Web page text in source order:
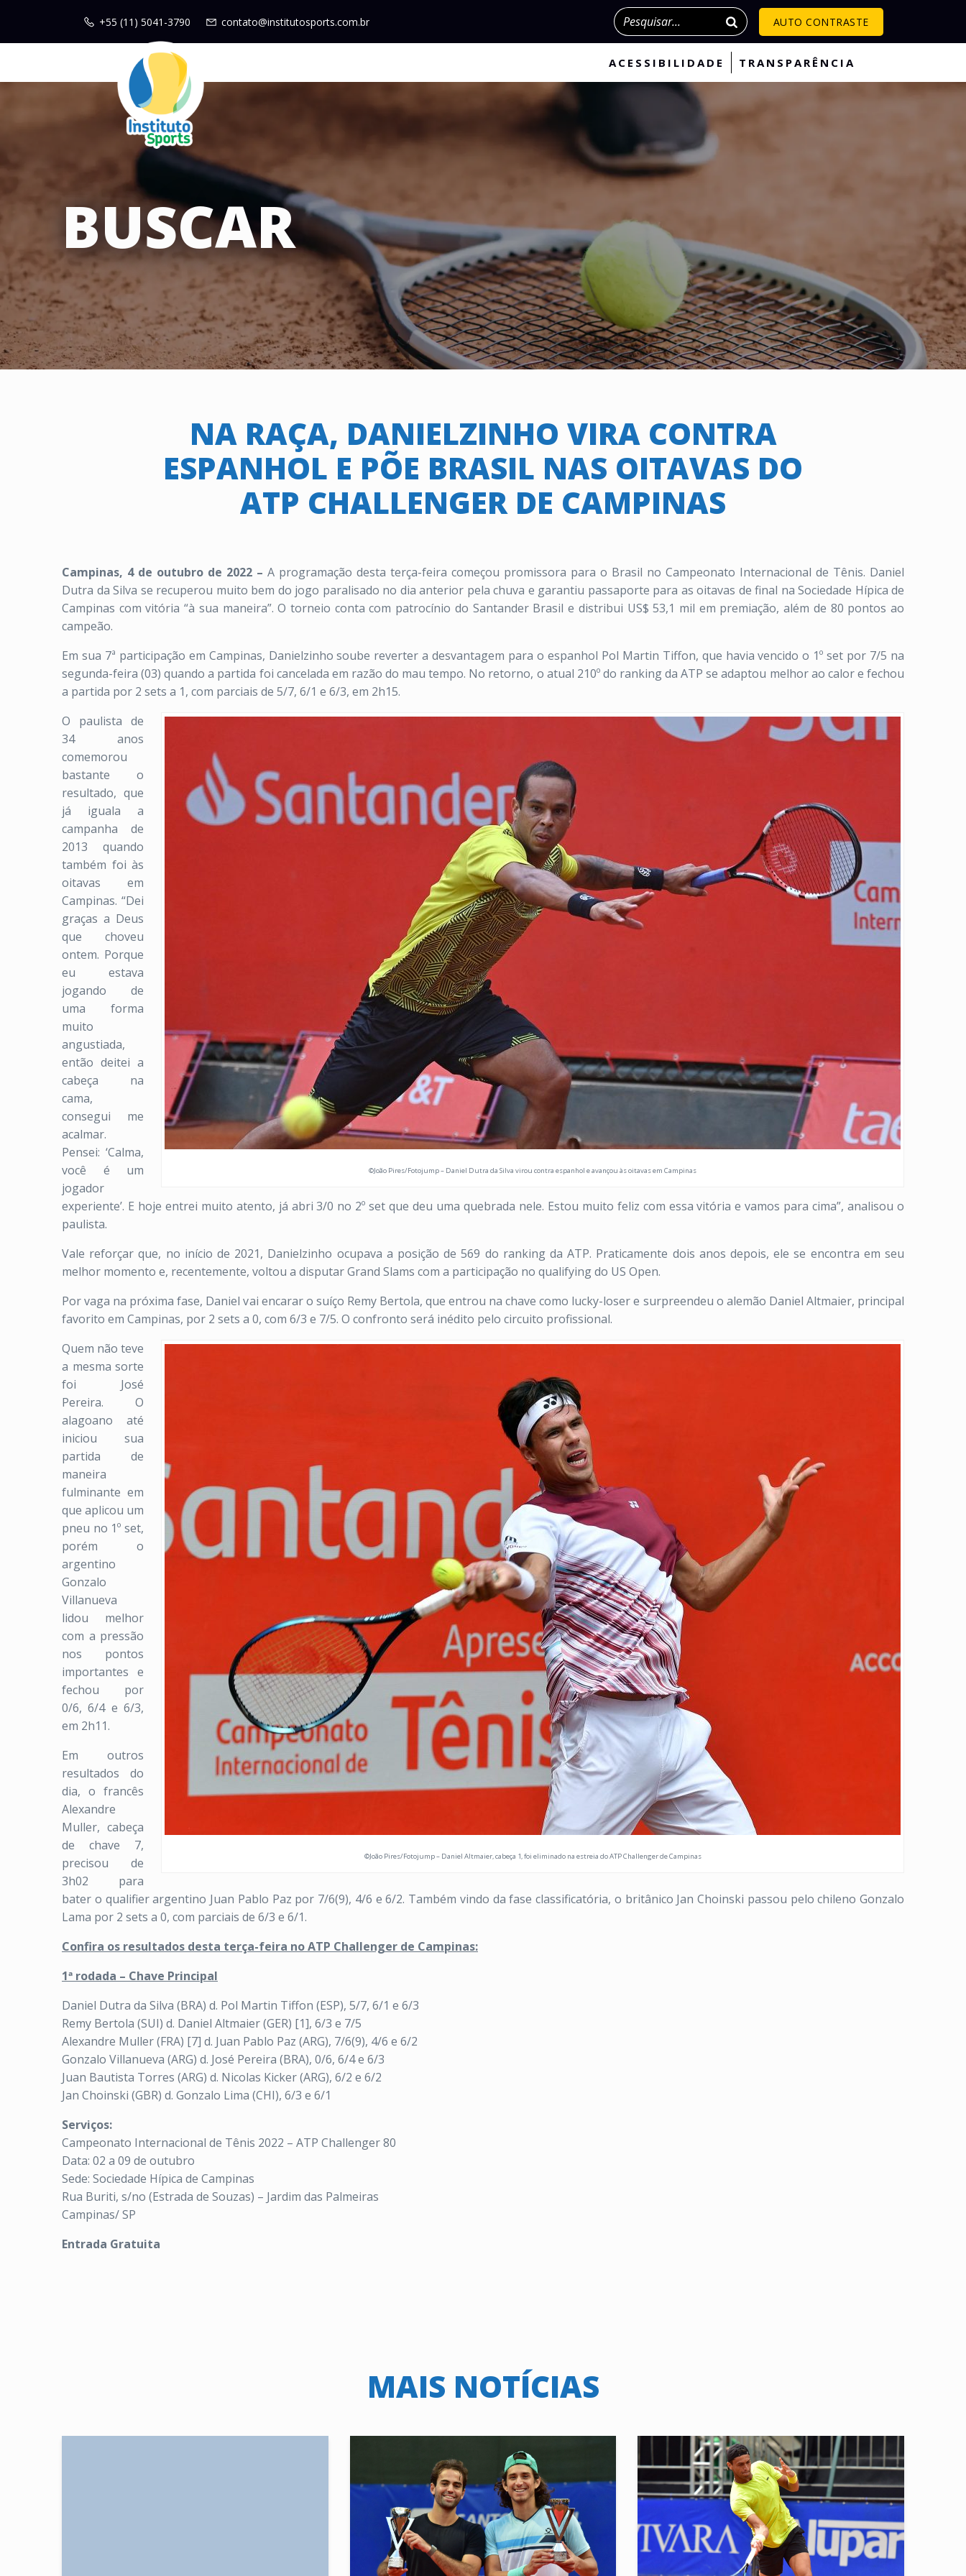
+55 (11) 5041-3790 contato@institutosports.com.br Pesquisar AUTO CONTRASTE
ACESSIBILIDADE TRANSPARÊNCIA
BUSCAR
NA RAÇA, DANIELZINHO VIRA CONTRA
ESPANHOL E PÕE BRASIL NAS OITAVAS DO
ATP CHALLENGER DE CAMPINAS
Campinas, 4 de outubro de 2022 – A programação desta terça-feira começou promissora para o Brasil no Campeonato Internacional de Tênis. Daniel
Dutra da Silva se recuperou muito bem do jogo paralisado no dia anterior pela chuva e garantiu passaporte para as oitavas de final na Sociedade Hípica de
Campinas com vitória “à sua maneira”. O torneio conta com patrocínio do Santander Brasil e distribui US$ 53,1 mil em premiação, além de 80 pontos ao
campeão.
Em sua 7ª participação em Campinas, Danielzinho soube reverter a desvantagem para o espanhol Pol Martin Tiffon, que havia vencido o 1º set por 7/5 na
segunda-feira (03) quando a partida foi cancelada em razão do mau tempo. No retorno, o atual 210º do ranking da ATP se adaptou melhor ao calor e fechou
a partida por 2 sets a 1, com parciais de 5/7, 6/1 e 6/3, em 2h15.
©João Pires/Fotojump – Daniel Dutra da Silva virou contra espanhol e avançou às oitavas em Campinas
O paulista de
34 anos
comemorou
bastante o
resultado, que
já iguala a
campanha de
2013 quando
também foi às
oitavas em
Campinas. “Dei
graças a Deus
que choveu
ontem. Porque
eu estava
jogando de
uma forma
muito
angustiada,
então deitei a
cabeça na
cama,
consegui me
acalmar.
Pensei: ‘Calma,
você é um
jogador
experiente’. E hoje entrei muito atento, já abri 3/0 no 2º set que deu uma quebrada nele. Estou muito feliz com essa vitória e vamos para cima”, analisou o
paulista.
Vale reforçar que, no início de 2021, Danielzinho ocupava a posição de 569 do ranking da ATP. Praticamente dois anos depois, ele se encontra em seu
melhor momento e, recentemente, voltou a disputar Grand Slams com a participação no qualifying do US Open.
Por vaga na próxima fase, Daniel vai encarar o suíço Remy Bertola, que entrou na chave como lucky-loser e surpreendeu o alemão Daniel Altmaier, principal
favorito em Campinas, por 2 sets a 0, com 6/3 e 7/5. O confronto será inédito pelo circuito profissional.
©João Pires/Fotojump – Daniel Altmaier, cabeça 1, foi eliminado na estreia do ATP Challenger de Campinas
Quem não teve
a mesma sorte
foi José
Pereira. O
alagoano até
iniciou sua
partida de
maneira
fulminante em
que aplicou um
pneu no 1º set,
porém o
argentino
Gonzalo
Villanueva
lidou melhor
com a pressão
nos pontos
importantes e
fechou por
0/6, 6/4 e 6/3,
em 2h11.
Em outros
resultados do
dia, o francês
Alexandre
Muller, cabeça
de chave 7,
precisou de
3h02 para
bater o qualifier argentino Juan Pablo Paz por 7/6(9), 4/6 e 6/2. Também vindo da fase classificatória, o britânico Jan Choinski passou pelo chileno Gonzalo
Lama por 2 sets a 0, com parciais de 6/3 e 6/1.
Confira os resultados desta terça-feira no ATP Challenger de Campinas:
1ª rodada – Chave Principal
Daniel Dutra da Silva (BRA) d. Pol Martin Tiffon (ESP), 5/7, 6/1 e 6/3
Remy Bertola (SUI) d. Daniel Altmaier (GER) [1], 6/3 e 7/5
Alexandre Muller (FRA) [7] d. Juan Pablo Paz (ARG), 7/6(9), 4/6 e 6/2
Gonzalo Villanueva (ARG) d. José Pereira (BRA), 0/6, 6/4 e 6/3
Juan Bautista Torres (ARG) d. Nicolas Kicker (ARG), 6/2 e 6/2
Jan Choinski (GBR) d. Gonzalo Lima (CHI), 6/3 e 6/1
Serviços:
Campeonato Internacional de Tênis 2022 – ATP Challenger 80
Data: 02 a 09 de outubro
Sede: Sociedade Hípica de Campinas
Rua Buriti, s/no (Estrada de Souzas) – Jardim das Palmeiras
Campinas/ SP
Entrada Gratuita
MAIS NOTÍCIAS